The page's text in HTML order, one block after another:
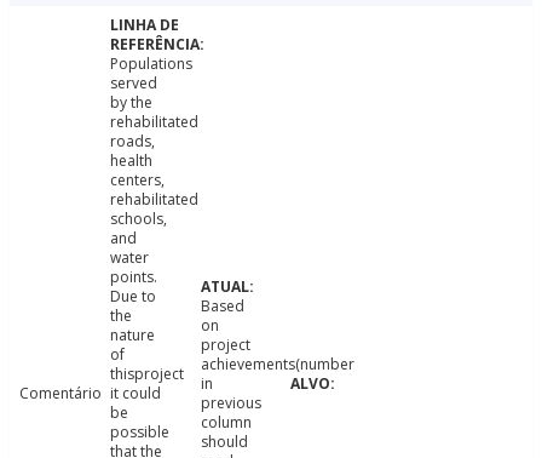
Comentário
Populations
served
by the
rehabilitated
roads,
health
centers,
rehabilitated
schools,
and
water
points.
Due to
the
nature
of
thisproject
it could
be
possible
that the
Based
on
project
achievements(number
in
previous
column
should